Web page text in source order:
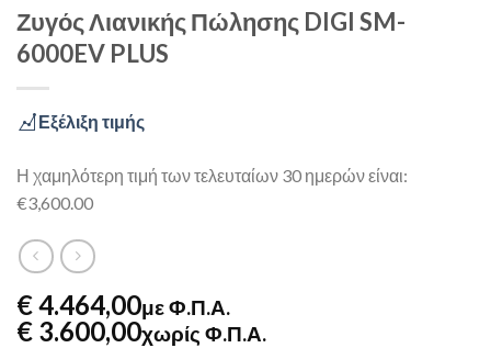
Ζυγός Λιανικής Πώλησης DIGI SM-
6000EV PLUS
Εξέλιξη τιμής
Η χαμηλότερη τιμή των τελευταίων 30 ημερών είναι:
€3,600.00
€ 4.464,00με Φ.Π.Α.
€ 3.600,00χωρίς Φ.Π.Α.